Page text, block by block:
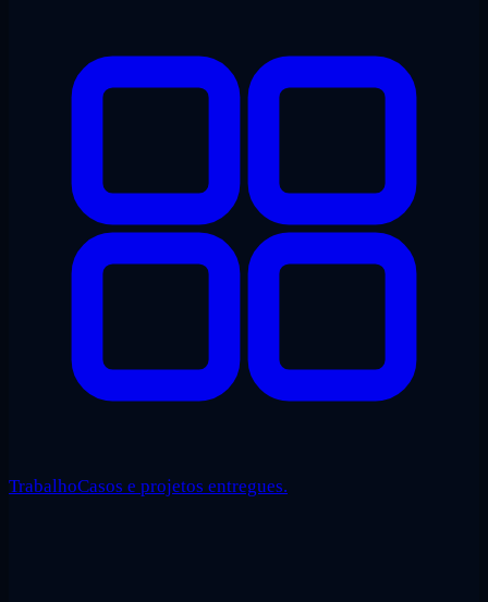
TrabalhoCasos e projetos entregues.